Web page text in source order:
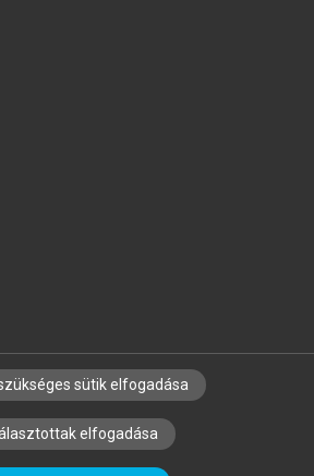
CÉGEKNEK KÖNYVTÁROSOKNAK
ÉS LEKTORÁLÁSI ALAPELVEK
sütik elfogadása
elfogadása